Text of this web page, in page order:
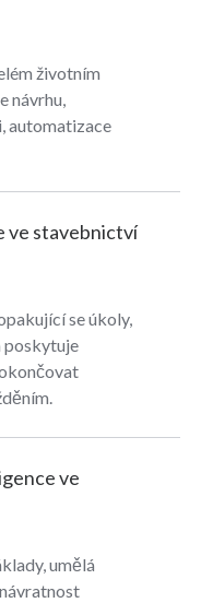
životním
návrhu,
automatizace
ve stavebnictví
se úkoly,
poskytuje
ve
umělá